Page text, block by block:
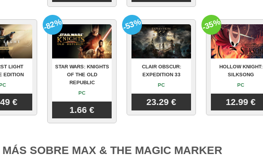
LIGHT
EDITION
€
STAR WARS: KNIGHTS
OF THE OLD
REPUBLIC
PC
1.66 €
-82%
CLAIR OBSCUR:
EXPEDITION 33
PC
23.29 €
-53%
HOLLOW KNIGHT:
SILKSONG
PC
12.99 €
-35%
MÁS SOBRE MAX & THE MAGIC MARKER